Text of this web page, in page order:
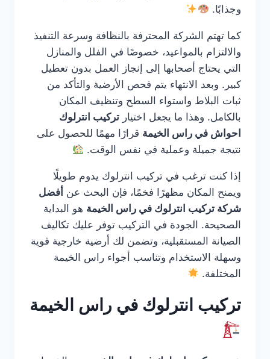
وجذابًا.
كما تهتم الشركة المحترفة بالنظافة وسرعة التنفيذ
والالتزام بالمواعيد، خصوصًا في الفلل والمنازل
التي يحتاج أصحابها إلى إنجاز العمل بدون تعطيل
كبير. وبعد الانتهاء يتم فحص الأرضية والتأكد من
ثبات البلاط واستواء السطح وتنظيف المكان
بالكامل. وهذا ما يجعل اختيار تركيب انترلوك
احواش في راس الخيمة قرارًا مهمًا للحصول على
نتيجة جميلة وعملية في نفس الوقت.
إذا كنت ترغب في تركيب انترلوك يدوم طويلًا
ويمنح المكان مظهرًا فخمًا، فإن البحث عن أفضل
شركة تركيب انترلوك في راس الخيمة هو البداية
الصحيحة. الجودة في التركيب توفر عليك تكاليف
الصيانة المستقبلية، وتضمن لك أرضية خارجية قوية
وسهلة الاستخدام وتناسب أجواء راس الخيمة
المختلفة.
تركيب انترلوك في راس الخيمة